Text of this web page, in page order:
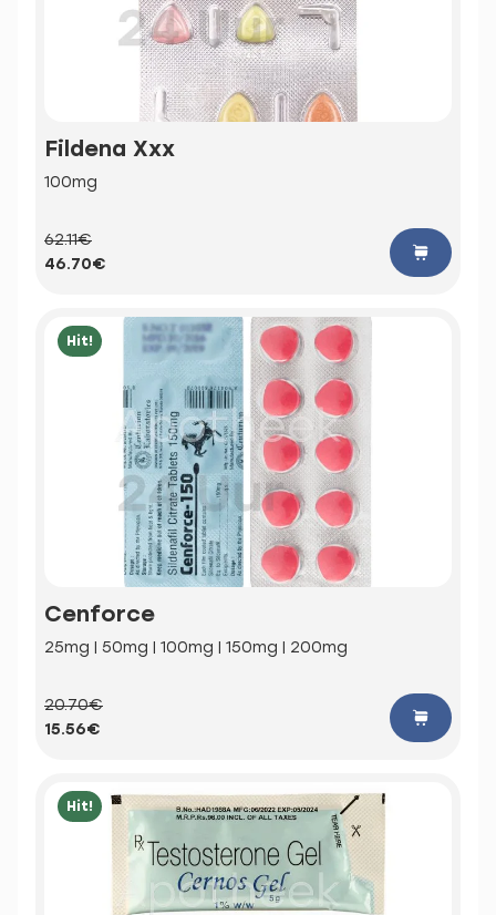
Fildena Xxx
100mg
62.11€
46.70€
Hit!
Cenforce
25mg | 50mg | 100mg | 150mg | 200mg
20.70€
15.56€
Hit!